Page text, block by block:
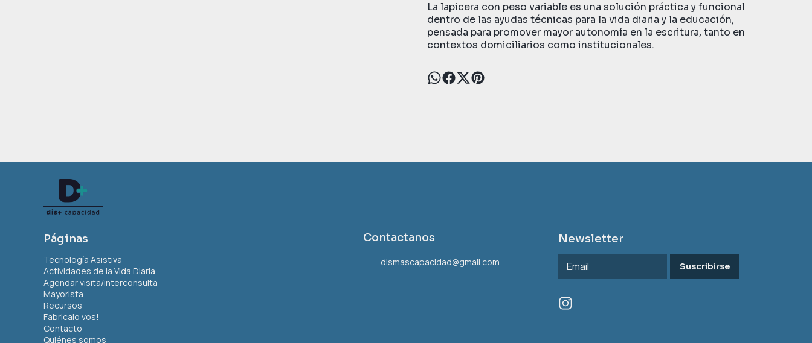
La lapicera con peso variable es una solución práctica y funcional
dentro de las ayudas técnicas para la vida diaria y la educación,
pensada para promover mayor autonomía en la escritura, tanto en
contextos domiciliarios como institucionales.
Páginas
Tecnología Asistiva
Actividades de la Vida Diaria
Agendar visita/interconsulta
Mayorista
Recursos
Fabricalo vos!
Contacto
Quiénes somos
Contactanos
dismascapacidad@gmail.com
Newsletter
Suscribirse